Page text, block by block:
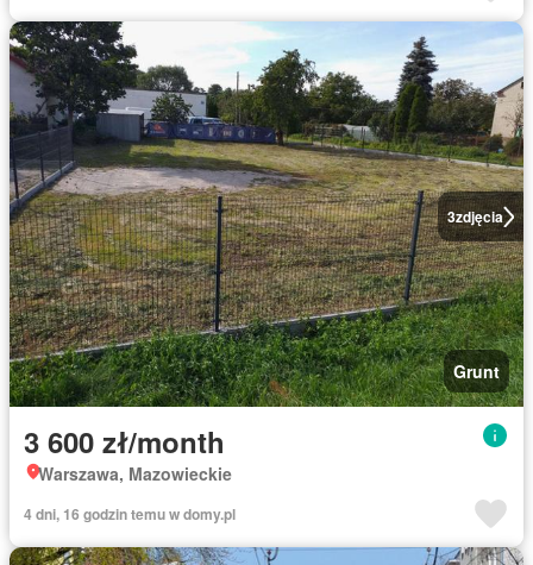
3zdjęcia
Grunt
3 600 zł/month
Warszawa, Mazowieckie
4 dni, 16 godzin temu w domy.pl